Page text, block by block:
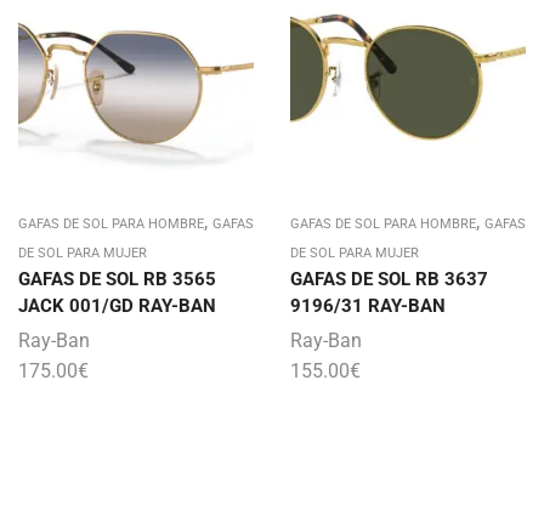
GAFAS DE SOL PARA HOMBRE, GAFAS
DE SOL PARA MUJER
GAFAS DE SOL RB 3565
JACK 001/GD RAY-BAN
Ray-Ban
175.00€
GAFAS DE SOL PARA HOMBRE, GAFAS
DE SOL PARA MUJER
GAFAS DE SOL RB 3637
9196/31 RAY-BAN
Ray-Ban
155.00€